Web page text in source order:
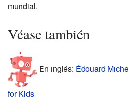
mundial.
Véase también
En inglés: Édouard
for Kids